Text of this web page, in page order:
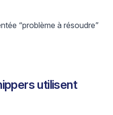
“problème à résoudre”
utilisent